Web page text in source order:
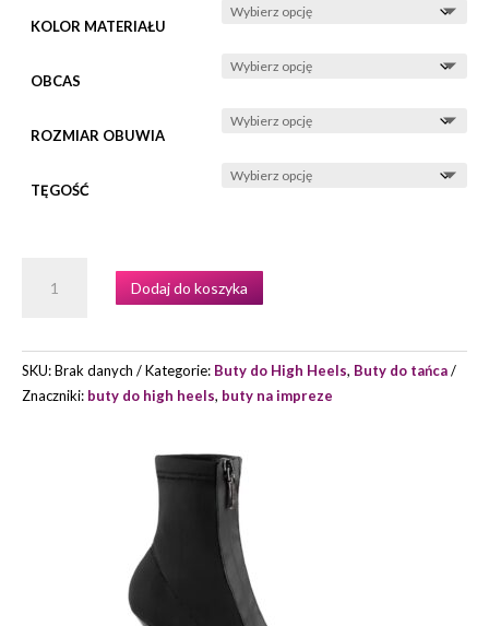
KOLOR MATERIAŁU
OBCAS
ROZMIAR OBUWIA
TĘGOŚĆ
BUTY
PORTDANCE
MODEL
Dodaj do koszyka
SKU:Brak danych Kategorie: Buty do High Heels, Buty do tańca
Znaczniki: buty do high heels, buty na impreze